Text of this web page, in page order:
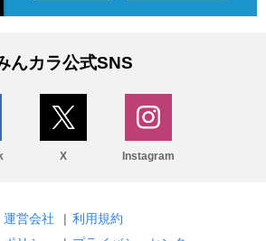
んカラ公式SNS
X Instagram
運営会社 | 利用規約